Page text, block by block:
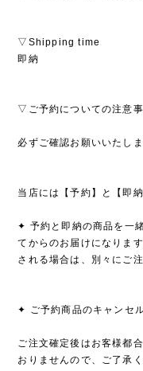
▽Shipping time
即納
▽ご予約についての注意
必ずご確認お願いいたしま
当店には【予約】と【即
✦ 予約と即納の商品を一
てからのお届けになりま
される場合は、別々にご
✦ ご予約商品のキャンセ
ご注文確定後はお客様都
おりませんので、ご了承